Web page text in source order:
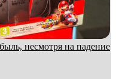
несмотря на падение